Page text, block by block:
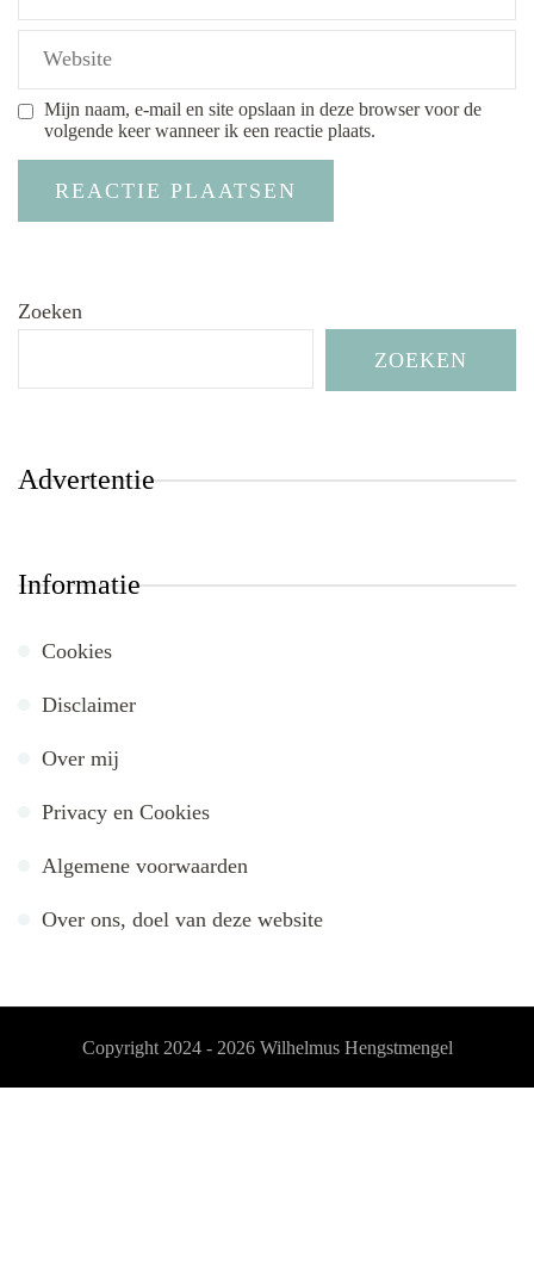
Mijn naam, e-mail en site opslaan in deze browser voor de
volgende keer wanneer ik een reactie plaats.
Zoeken
ZOEKEN
Advertentie
Informatie
Cookies
Disclaimer
Over mij
Privacy en Cookies
Algemene voorwaarden
Over ons, doel van deze website
Copyright 2024 - 2026 Wilhelmus Hengstmengel